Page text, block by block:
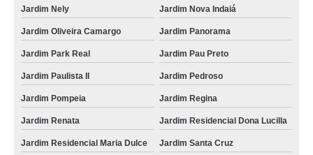
etiqueta tag Vinhedo
etiqueta tag RECREIO CAMPESTRE JOIA
etiqueta tag papel Parque São Tomaz de Aquino
Jardim Nely Jardim Nova Indaiá
Jardim Oliveira Camargo Jardim Panorama
Jardim Park Real Jardim Pau Preto
Jardim Paulista II Jardim Pedroso
Jardim Pompeia Jardim Regina
Jardim Renata Jardim Residencial Dona Lucilla
Jardim Residencial Maria Dulce Jardim Santa Cruz